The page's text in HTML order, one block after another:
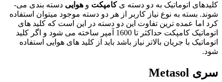
کلیدهای اتوماتیک به دو دسته­ یکامپکت و هوایی دسته بندی می­
شوند. بسته به نوع نیاز کاربر از هر دو دسته موجود میتوان استفاده
کرد اما عمده ترین تفاوت این دو دسته در این است که کلید های
اتوماتیک کامپکت حداکثر تا 1600 آمپر ساخته می شود و اگر کلید
اتوماتیک با جریان بالاتر نیاز باشد باید از کلید های هوایی استفاده
شود.
سری Metasol